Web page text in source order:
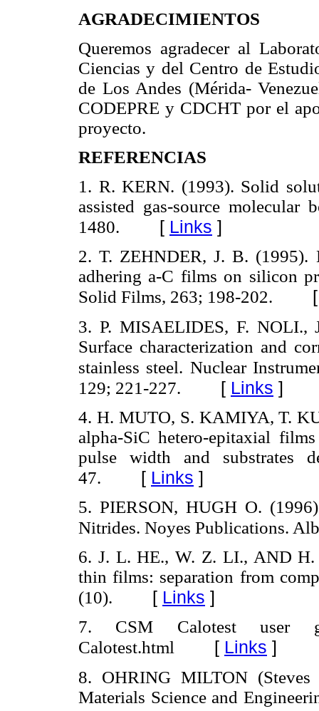
AGRADECIMIENTOS
Queremos agradecer al
Ciencias y del Centro de
de Los Andes (Mérida-
CODEPRE y CDCHT por el
proyecto.
REFERENCIAS
1. R. KERN. (1993). Solid
assisted gas-source molecular
1480. [ Links ]
2. T. ZEHNDER, J. B.
adhering a-C films on silicon
Solid Films, 263; 198-202.
3. P. MISAELIDES, F. NOLI.,
Surface characterization and
stainless steel. Nuclear
129; 221-227. [ Links ]
4. H. MUTO, S. KAMIYA, T.
alpha-SiC hetero-epitaxial
pulse width and substrates
47. [ Links ]
5. PIERSON, HUGH O.
Nitrides. Noyes Publications.
6. J. L. HE., W. Z. LI., AND H.
thin films: separation from
(10). [ Links ]
7. CSM Calotest user
Calotest.html [ Links ]
8. OHRING MILTON
Materials Science and